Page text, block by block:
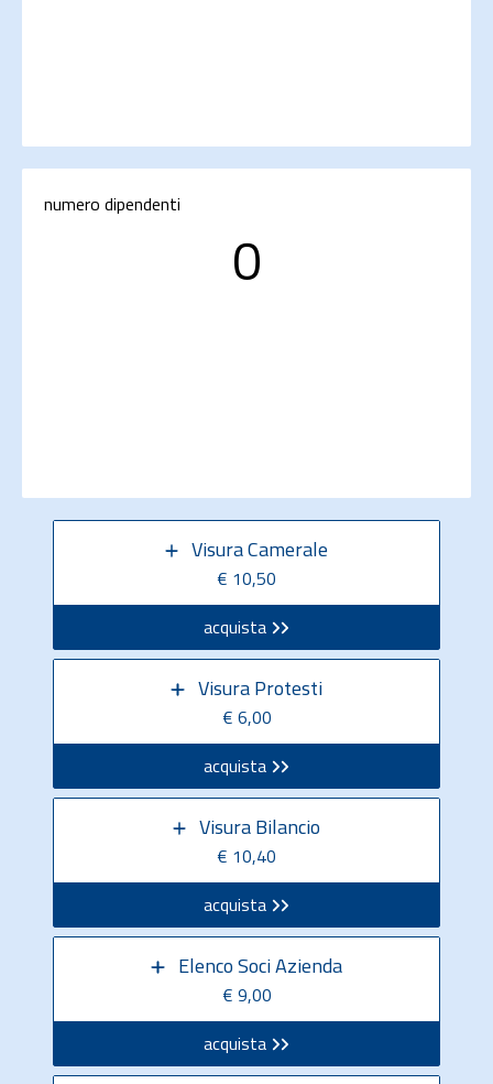
numero dipendenti
0
Visura Camerale
€ 10,50
acquista
Visura Protesti
€ 6,00
acquista
Visura Bilancio
€ 10,40
acquista
Elenco Soci Azienda
€ 9,00
acquista